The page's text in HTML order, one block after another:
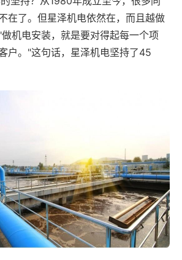
在了。但星泽机电依然在，而且越做
机电安装，就是要对得起每一个项
户。"这句话，星泽机电坚持了45